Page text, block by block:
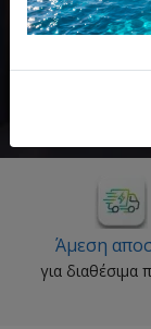
Μίλησε με τη
όπως σε